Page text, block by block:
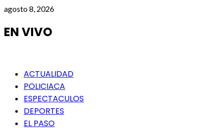
Saltar
contenido
agosto 8, 2026
EN VIVO
Menú
principal
ACTUALIDAD
POLICIACA
ESPECTACULOS
DEPORTES
EL PASO